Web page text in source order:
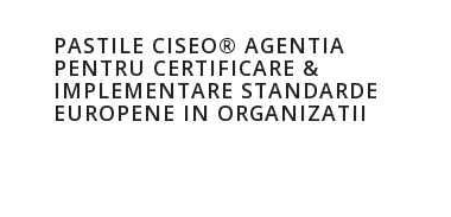
PASTILE CISEO® AGENTIA
PENTRU CERTIFICARE &
IMPLEMENTARE STANDARDE
EUROPENE IN ORGANIZATII